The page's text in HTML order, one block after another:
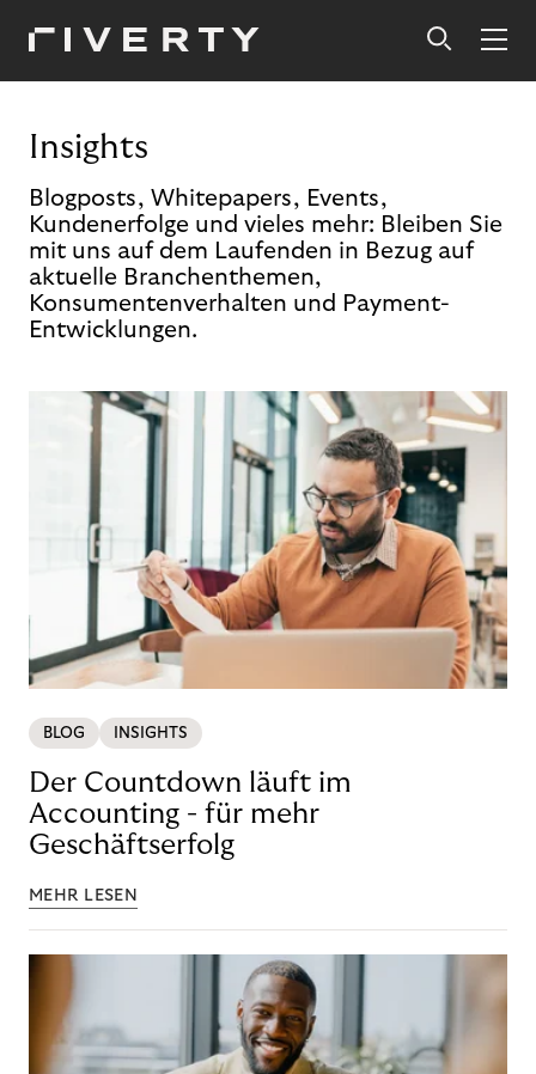
Insights
Blogposts, Whitepapers, Events,
Kundenerfolge und vieles mehr: Bleiben Sie
mit uns auf dem Laufenden in Bezug auf
aktuelle Branchenthemen,
Konsumentenverhalten und Payment-
Entwicklungen.
BLOG INSIGHTS
Der Countdown läuft im
Accounting - für mehr
Geschäftserfolg
MEHR LESEN